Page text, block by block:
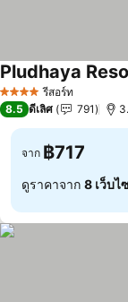
4 ดาว รีสอร์ท
Pludhaya
8.5 ดีเลิศ 791
จาก ฿717
ดูราคาจาก 8 เว็บไ